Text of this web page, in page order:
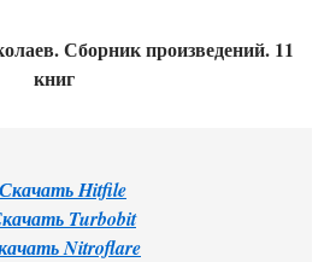
Сборник произведений. 11
книг
Скачать Hitfile
Turbobit
Nitroflare